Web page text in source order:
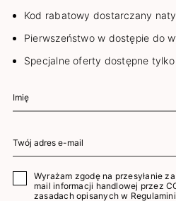
Kod rabatowy dostarczany
Pierwszeństwo w dostępie do
Specjalne oferty dostępne
Wyrażam zgodę na przesyłanie
mail informacji handlowej przez
zasadach opisanych w